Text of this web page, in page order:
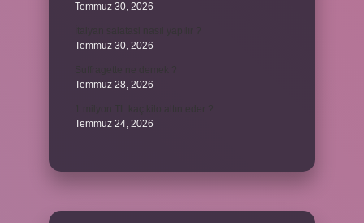
Temmuz 30, 2026
Temmuz 30, 2026
Temmuz 28, 2026
Temmuz 24, 2026